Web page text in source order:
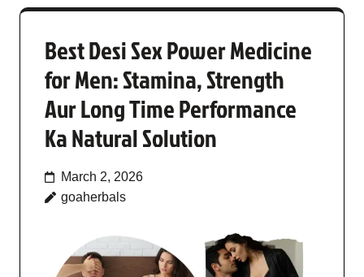
Best Desi Sex Power Medicine
for Men: Stamina, Strength
Aur Long Time Performance
Ka Natural Solution
March 2, 2026
goaherbals